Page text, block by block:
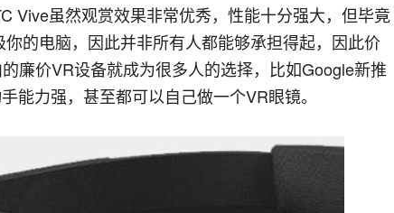
Vive虽然观赏效果非常优秀，性能十分强大，但毕竟
的电脑，因此并非所有人都能够承担得起，因此价
廉价VR设备就成为很多人的选择，比如Google新推
能力强，甚至都可以自己做一个VR眼镜。